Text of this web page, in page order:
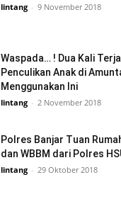
lintang - 9 November 2018
Waspada… ! Dua Kali
Penculikan Anak di
Menggunakan Ini
lintang - 2 November 2018
Polres Banjar Tuan
dan WBBM dari Polres
lintang - 29 Oktober 2018